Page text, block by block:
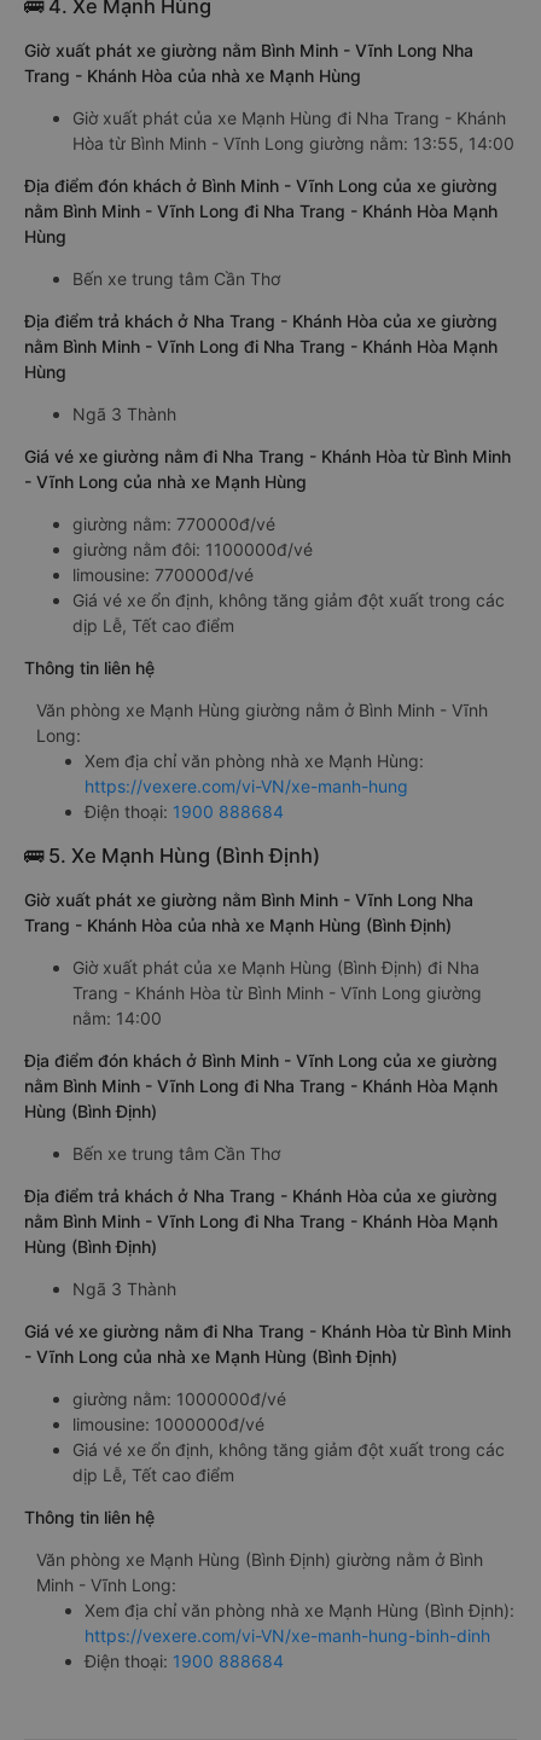
🚌 4. Xe Mạnh Hùng
Giờ xuất phát xe giường nằm Bình Minh - Vĩnh Long Nha
Trang - Khánh Hòa của nhà xe Mạnh Hùng
Giờ xuất phát của xe Mạnh Hùng đi Nha Trang - Khánh
Hòa từ Bình Minh - Vĩnh Long giường nằm: 13:55, 14:00
Địa điểm đón khách ở Bình Minh - Vĩnh Long của xe giường
nằm Bình Minh - Vĩnh Long đi Nha Trang - Khánh Hòa Mạnh
Hùng
Bến xe trung tâm Cần Thơ
Địa điểm trả khách ở Nha Trang - Khánh Hòa của xe giường
nằm Bình Minh - Vĩnh Long đi Nha Trang - Khánh Hòa Mạnh
Hùng
Ngã 3 Thành
Giá vé xe giường nằm đi Nha Trang - Khánh Hòa từ Bình Minh
- Vĩnh Long của nhà xe Mạnh Hùng
giường nằm: 770000đ/vé
giường nằm đôi: 1100000đ/vé
limousine: 770000đ/vé
Giá vé xe ổn định, không tăng giảm đột xuất trong các
dịp Lễ, Tết cao điểm
Thông tin liên hệ
Văn phòng xe Mạnh Hùng giường nằm ở Bình Minh - Vĩnh
Long:
Xem địa chỉ văn phòng nhà xe Mạnh Hùng:
https://vexere.com/vi-VN/xe-manh-hung
Điện thoại: 1900 888684
🚌 5. Xe Mạnh Hùng (Bình Định)
Giờ xuất phát xe giường nằm Bình Minh - Vĩnh Long Nha
Trang - Khánh Hòa của nhà xe Mạnh Hùng (Bình Định)
Giờ xuất phát của xe Mạnh Hùng (Bình Định) đi Nha
Trang - Khánh Hòa từ Bình Minh - Vĩnh Long giường
nằm: 14:00
Địa điểm đón khách ở Bình Minh - Vĩnh Long của xe giường
nằm Bình Minh - Vĩnh Long đi Nha Trang - Khánh Hòa Mạnh
Hùng (Bình Định)
Bến xe trung tâm Cần Thơ
Địa điểm trả khách ở Nha Trang - Khánh Hòa của xe giường
nằm Bình Minh - Vĩnh Long đi Nha Trang - Khánh Hòa Mạnh
Hùng (Bình Định)
Ngã 3 Thành
Giá vé xe giường nằm đi Nha Trang - Khánh Hòa từ Bình Minh
- Vĩnh Long của nhà xe Mạnh Hùng (Bình Định)
giường nằm: 1000000đ/vé
limousine: 1000000đ/vé
Giá vé xe ổn định, không tăng giảm đột xuất trong các
dịp Lễ, Tết cao điểm
Thông tin liên hệ
Văn phòng xe Mạnh Hùng (Bình Định) giường nằm ở Bình
Minh - Vĩnh Long:
Xem địa chỉ văn phòng nhà xe Mạnh Hùng (Bình Định):
https://vexere.com/vi-VN/xe-manh-hung-binh-dinh
Điện thoại: 1900 888684